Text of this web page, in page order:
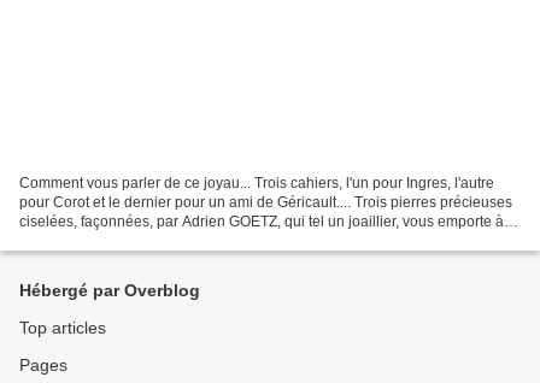
Comment vous parler de ce joyau... Trois cahiers, l'un pour Ingres, l'autre
pour Corot et le dernier pour un ami de Géricault.... Trois pierres précieuses
ciselées, façonnées, par Adrien GOETZ, qui tel un joaillier, vous emporte à
Hébergé par Overblog
Top articles
Pages